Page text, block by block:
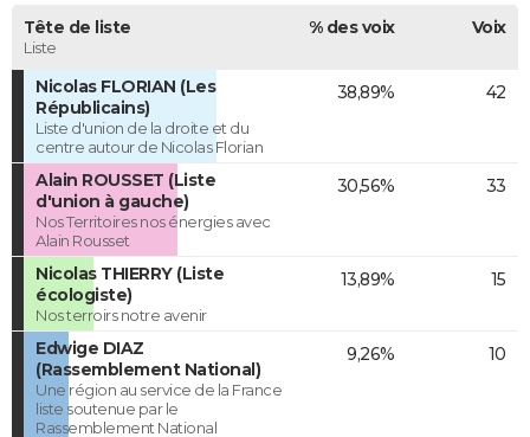
Tête de liste
Liste
% des voix Voix
Nicolas FLORIAN (Les
Républicains)
Liste d'union de la droite et du
centre autour de Nicolas Florian
38,89% 42
Alain ROUSSET (Liste
d'union à gauche)
Nos Territoires nos énergies avec
Alain Rousset
30,56% 33
Nicolas THIERRY (Liste
écologiste)
Nos terroirs notre avenir
13,89% 15
Edwige DIAZ
(Rassemblement National)
Une région au service de la France
liste soutenue par le
Rassemblement National
9,26% 10